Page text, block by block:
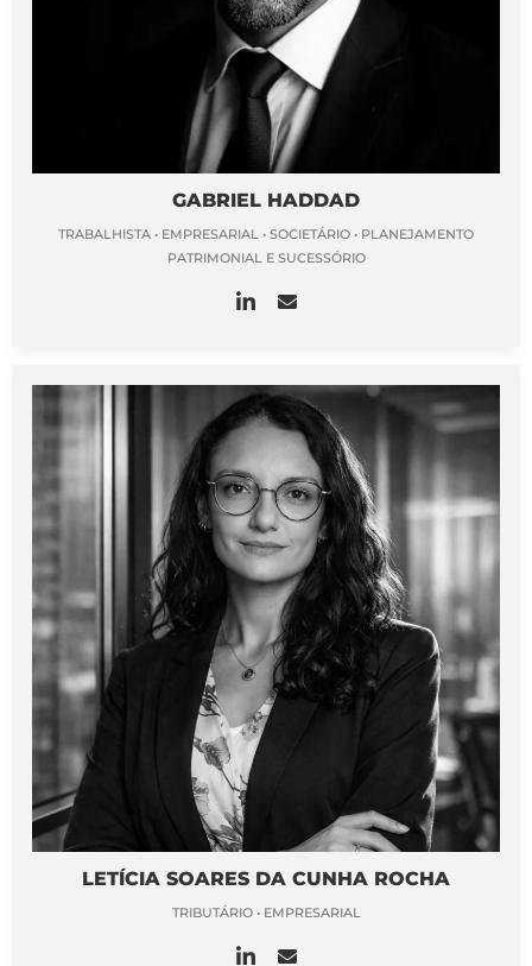
GABRIEL HADDAD
TRABALHISTA • EMPRESARIAL • SOCIETÁRIO • PLANEJAMENTO
PATRIMONIAL E SUCESSÓRIO
LETÍCIA SOARES DA CUNHA ROCHA
TRIBUTÁRIO • EMPRESARIAL